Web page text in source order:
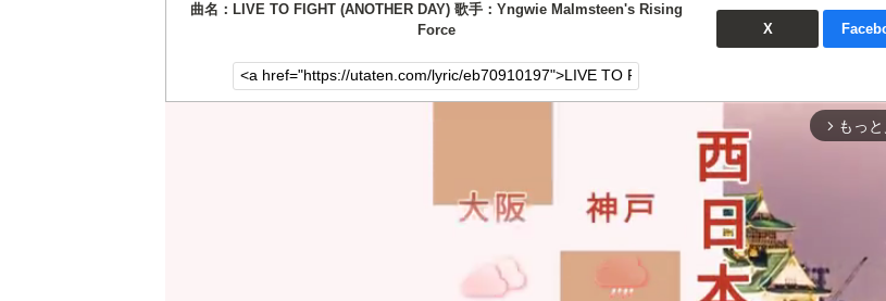
曲名：LIVE TO FIGHT (ANOTHER DAY) 歌手：Yngwie Malmsteen's Rising
Force
X
arrow_forward_ios もっ